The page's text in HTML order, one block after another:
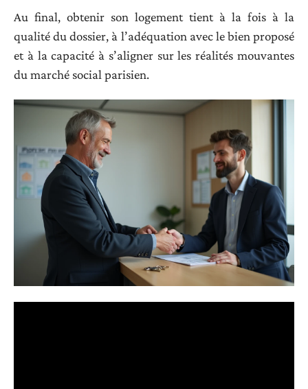
Au final, obtenir son logement tient à la fois à la
qualité du dossier, à l’adéquation avec le bien proposé
et à la capacité à s’aligner sur les réalités mouvantes
du marché social parisien.